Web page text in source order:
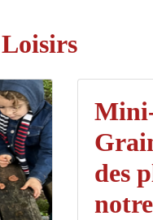
des